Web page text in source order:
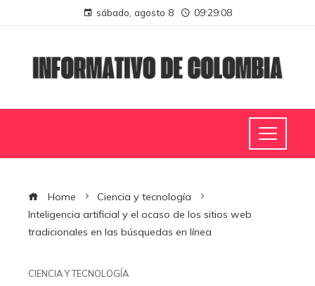
sábado, agosto 8 09:29:09
Home
Ciencia y tecnología
Inteligencia artificial y el ocaso de los sitios web
tradicionales en las búsquedas en línea
CIENCIA Y TECNOLOGÍA